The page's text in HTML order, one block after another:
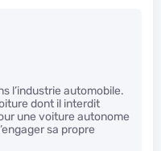
l’industrie automobile.
dont il interdit
une voiture autonome
sa propre